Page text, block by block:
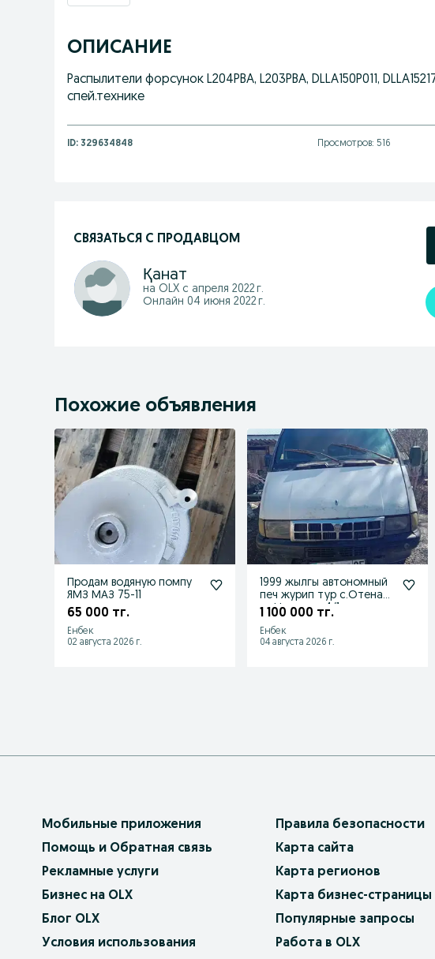
ОПИСАНИЕ
Распылители форсунок L204PBA, L203PBA, DLLA150P011,
спей.технике
ID: 329634848 Просмотров: 516
СВЯЗАТЬСЯ С ПРОДАВЦОМ
Қанат
на OLX с апреля 2022 г.
Онлайн 04 июня 2022 г.
Похожие объявления
Продам водяную помпу
ЯМЗ МАЗ 75-11
65 000 тг.
Енбек
02 августа 2026 г.
1999 жылгы автономный
печ журип тур с.Отенай
ул.Ынтымак 4/1
1 100 000 тг.
Енбек
04 августа 2026 г.
Мобильные приложения
Помощь и Обратная связь
Рекламные услуги
Бизнес на OLX
Блог OLX
Условия использования
Правила безопасности
Карта сайта
Карта регионов
Карта бизнес-страницы
Популярные запросы
Работа в OLX